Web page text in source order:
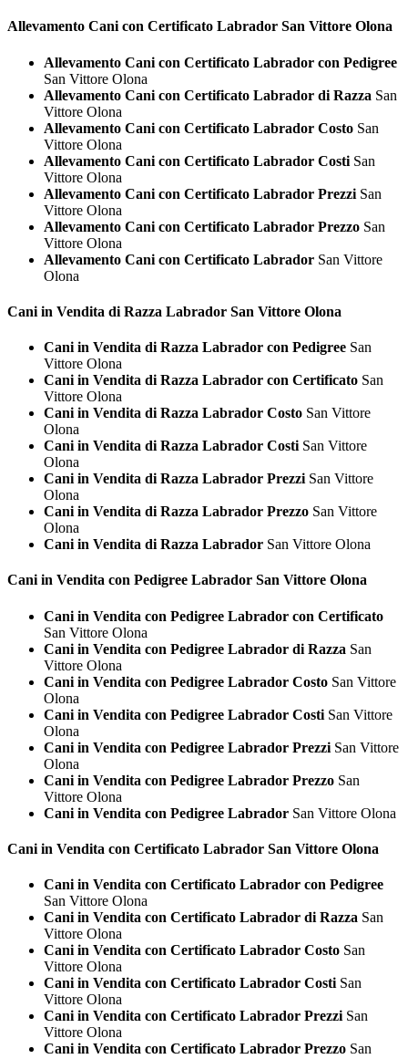
Allevamento Cani con Certificato Labrador San Vittore Olona
Allevamento Cani con Certificato Labrador con Pedigree
San Vittore Olona
Allevamento Cani con Certificato Labrador di Razza San
Vittore Olona
Allevamento Cani con Certificato Labrador Costo San
Vittore Olona
Allevamento Cani con Certificato Labrador Costi San
Vittore Olona
Allevamento Cani con Certificato Labrador Prezzi San
Vittore Olona
Allevamento Cani con Certificato Labrador Prezzo San
Vittore Olona
Allevamento Cani con Certificato Labrador San Vittore
Olona
Cani in Vendita di Razza Labrador San Vittore Olona
Cani in Vendita di Razza Labrador con Pedigree San
Vittore Olona
Cani in Vendita di Razza Labrador con Certificato San
Vittore Olona
Cani in Vendita di Razza Labrador Costo San Vittore
Olona
Cani in Vendita di Razza Labrador Costi San Vittore
Olona
Cani in Vendita di Razza Labrador Prezzi San Vittore
Olona
Cani in Vendita di Razza Labrador Prezzo San Vittore
Olona
Cani in Vendita di Razza Labrador San Vittore Olona
Cani in Vendita con Pedigree Labrador San Vittore Olona
Cani in Vendita con Pedigree Labrador con Certificato
San Vittore Olona
Cani in Vendita con Pedigree Labrador di Razza San
Vittore Olona
Cani in Vendita con Pedigree Labrador Costo San Vittore
Olona
Cani in Vendita con Pedigree Labrador Costi San Vittore
Olona
Cani in Vendita con Pedigree Labrador Prezzi San Vittore
Olona
Cani in Vendita con Pedigree Labrador Prezzo San
Vittore Olona
Cani in Vendita con Pedigree Labrador San Vittore Olona
Cani in Vendita con Certificato Labrador San Vittore Olona
Cani in Vendita con Certificato Labrador con Pedigree
San Vittore Olona
Cani in Vendita con Certificato Labrador di Razza San
Vittore Olona
Cani in Vendita con Certificato Labrador Costo San
Vittore Olona
Cani in Vendita con Certificato Labrador Costi San
Vittore Olona
Cani in Vendita con Certificato Labrador Prezzi San
Vittore Olona
Cani in Vendita con Certificato Labrador Prezzo San